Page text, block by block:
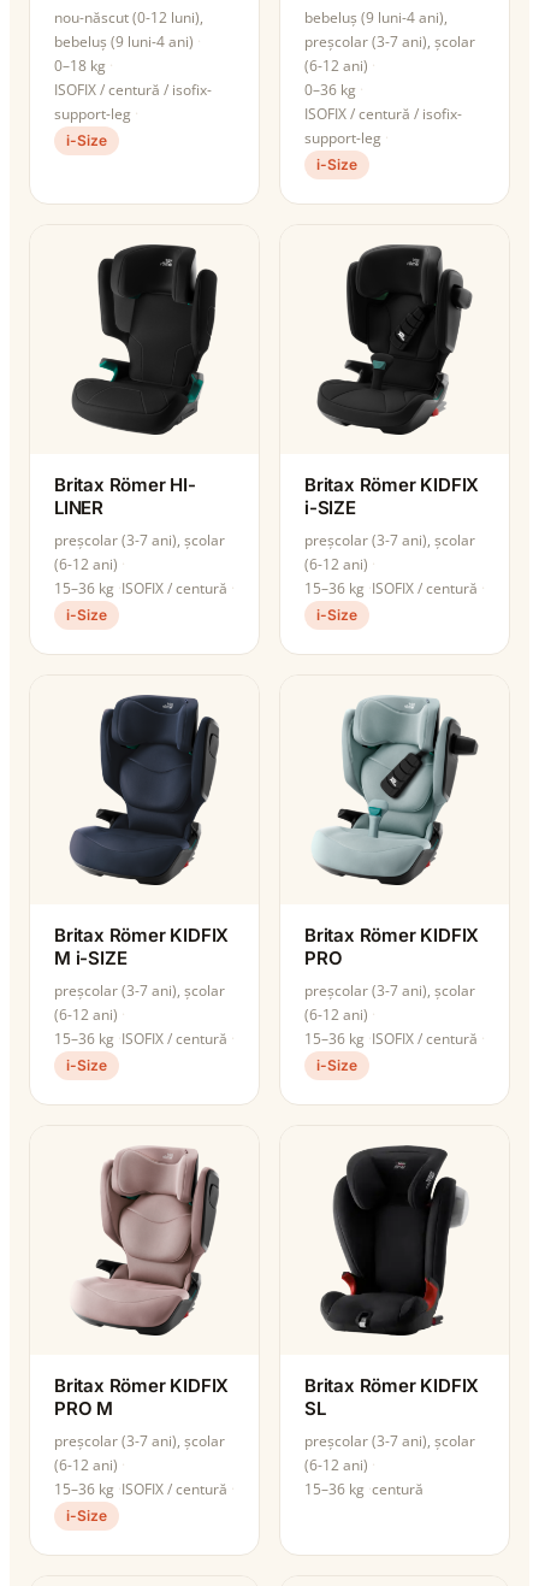
nou-născut (0-12 luni),
bebeluș (9 luni-4 ani)
0–18 kg
ISOFIX / centură / isofix-
support-leg
i-Size
bebeluș (9 luni-4 ani),
preșcolar (3-7 ani), școlar
(6-12 ani)
0–36 kg
ISOFIX / centură / isofix-
support-leg
i-Size
Britax Römer HI-
LINER
preșcolar (3-7 ani), școlar
(6-12 ani)
15–36 kg ISOFIX / centură
i-Size
Britax Römer KIDFIX
i-SIZE
preșcolar (3-7 ani), școlar
(6-12 ani)
15–36 kg ISOFIX / centură
i-Size
Britax Römer KIDFIX
M i-SIZE
preșcolar (3-7 ani), școlar
(6-12 ani)
15–36 kg ISOFIX / centură
i-Size
Britax Römer KIDFIX
PRO
preșcolar (3-7 ani), școlar
(6-12 ani)
15–36 kg ISOFIX / centură
i-Size
Britax Römer KIDFIX
PRO M
preșcolar (3-7 ani), școlar
(6-12 ani)
15–36 kg ISOFIX / centură
i-Size
Britax Römer KIDFIX
SL
preșcolar (3-7 ani), școlar
(6-12 ani)
15–36 kg centură